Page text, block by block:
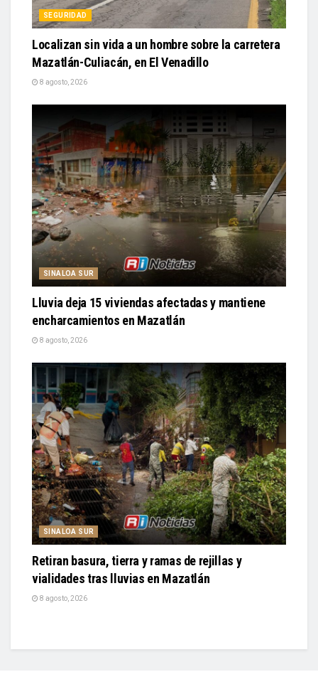
SEGURIDAD
Localizan sin vida a un hombre sobre la carretera
Mazatlán-Culiacán, en El Venadillo
8 agosto, 2026
SINALOA SUR
Lluvia deja 15 viviendas afectadas y mantiene
encharcamientos en Mazatlán
8 agosto, 2026
SINALOA SUR
Retiran basura, tierra y ramas de rejillas y
vialidades tras lluvias en Mazatlán
8 agosto, 2026